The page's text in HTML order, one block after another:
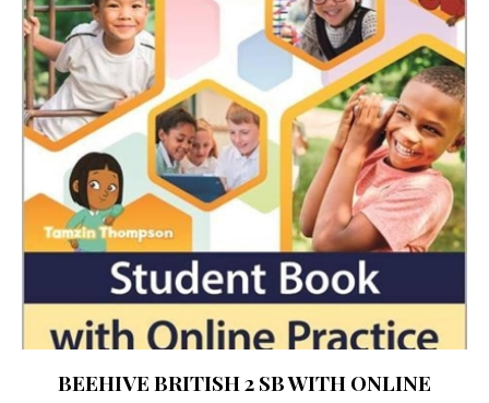
BEEHIVE BRITISH 2 SB WITH ONLINE